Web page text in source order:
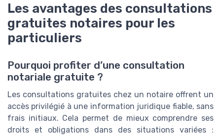
Les avantages des consultations
gratuites notaires pour les
particuliers
Pourquoi profiter d’une consultation
notariale gratuite ?
Les consultations gratuites chez un notaire offrent un
accès privilégié à une information juridique fiable, sans
frais initiaux. Cela permet de mieux comprendre ses
droits et obligations dans des situations variées :